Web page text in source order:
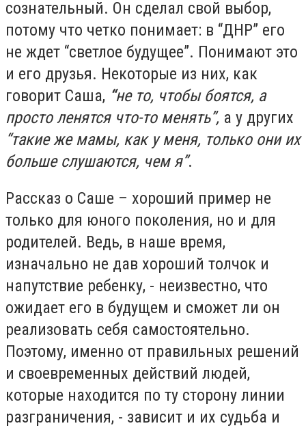
сознательный. Он сделал свой выбор,
потому что четко понимает: в “ДНР” его
не ждет “светлое будущее”. Понимают это
и его друзья. Некоторые из них, как
говорит Саша, “не то, чтобы боятся, а
просто ленятся что-то менять”, а у других
“такие же мамы, как у меня, только они их
больше слушаются, чем я”.
Рассказ о Саше – хороший пример не
только для юного поколения, но и для
родителей. Ведь, в наше время,
изначально не дав хороший толчок и
напутствие ребенку, - неизвестно, что
ожидает его в будущем и сможет ли он
реализовать себя самостоятельно.
Поэтому, именно от правильных решений
и своевременных действий людей,
которые находится по ту сторону линии
разграничения, - зависит и их судьба и